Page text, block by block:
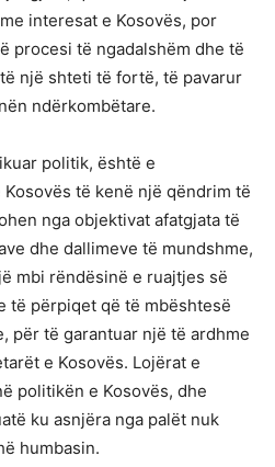
interesat e Kosovës, por
procesi të ngadalshëm dhe të
një shteti të fortë, të pavarur
ndërkombëtare.
politik, është e
të kenë një qëndrim të
nga objektivat afatgjata të
dhe dallimeve të mundshme,
mbi rëndësinë e ruajtjes së
të përpiqet që të mbështesë
për të garantuar një të ardhme
e Kosovës. Lojërat e
politikën e Kosovës, dhe
ku asnjëra nga palët nuk
humbasin.